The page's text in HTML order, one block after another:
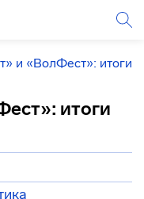
и «ВолФест»: итоги
итоги